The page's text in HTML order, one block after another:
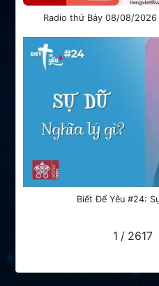
Radio thứ Bảy 08/08/
Biết Để Yêu #24:
1 / 2617